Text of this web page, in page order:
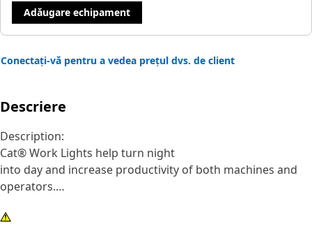
Adăugare echipament
Conectați-vă pentru a vedea prețul dvs. de client
Descriere
Description:
Cat® Work Lights help turn night
into day and increase productivity of both machines and
operators.
Attributes: